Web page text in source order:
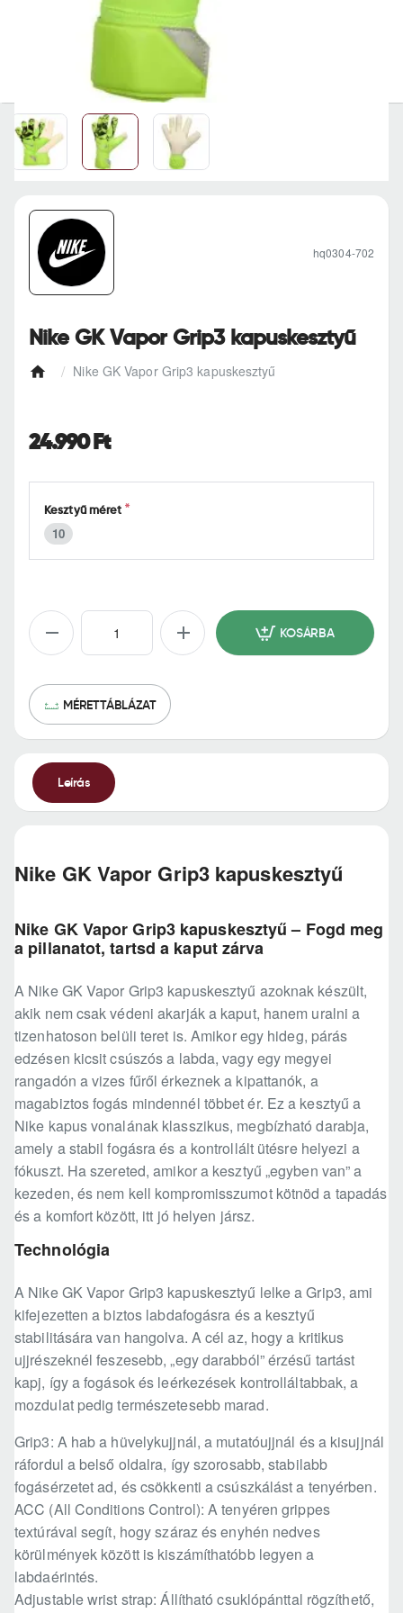
e
Nike GK Vapor Grip3 kapuskesztyű
Nike GK Vapor Grip3 kapuskesztyű
hq0304-702
24.990 Ft
Kesztyű méret
10
KOSÁRBA
MÉRETTÁBLÁZAT
Leírás
Nike GK Vapor Grip3 kapuskesztyű
Nike GK Vapor Grip3 kapuskesztyű – Fogd meg
a pillanatot, tartsd a kaput zárva
A Nike GK Vapor Grip3 kapuskesztyű azoknak készült,
akik nem csak védeni akarják a kaput, hanem uralni a
tizenhatoson belüli teret is. Amikor egy hideg, párás
edzésen kicsit csúszós a labda, vagy egy megyei
rangadón a vizes fűről érkeznek a kipattanók, a
magabiztos fogás mindennél többet ér. Ez a kesztyű a
Nike kapus vonalának klasszikus, megbízható darabja,
amely a stabil fogásra és a kontrollált ütésre helyezi a
fókuszt. Ha szereted, amikor a kesztyű „egyben van” a
kezeden, és nem kell kompromisszumot kötnöd a tapadás
és a komfort között, itt jó helyen jársz.
Technológia
A Nike GK Vapor Grip3 kapuskesztyű lelke a Grip3, ami
kifejezetten a biztos labdafogásra és a kesztyű
stabilitására van hangolva. A cél az, hogy a kritikus
ujjrészeknél feszesebb, „egy darabból” érzésű tartást
kapj, így a fogások és leérkezések kontrolláltabbak, a
mozdulat pedig természetesebb marad.
Grip3: A hab a hüvelykujjnál, a mutatóujjnál és a kisujjnál
ráfordul a belső oldalra, így szorosabb, stabilabb
fogásérzetet ad, és csökkenti a csúszkálást a tenyérben.
ACC (All Conditions Control): A tenyéren grippes
textúrával segít, hogy száraz és enyhén nedves
körülmények között is kiszámíthatóbb legyen a
labdaérintés.
Adjustable wrist strap: Állítható csuklópánttal rögzíthető,